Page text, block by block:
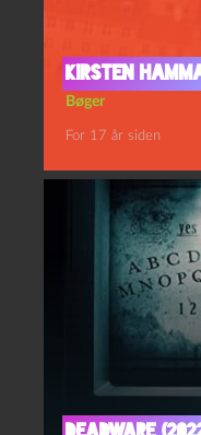
Kirsten
Bøger
For 17 år siden